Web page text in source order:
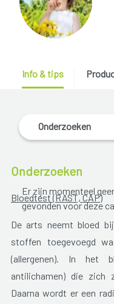
Info & tips
Onderzoeken
Er zijn momenteel
gevonden voor deze
Onderzoeken
Bloedtest (RAST, CAP)
De arts neemt bloed
stoffen toegevoegd
(allergenen). In het
antilichamen) die zich
Daarna wordt er een